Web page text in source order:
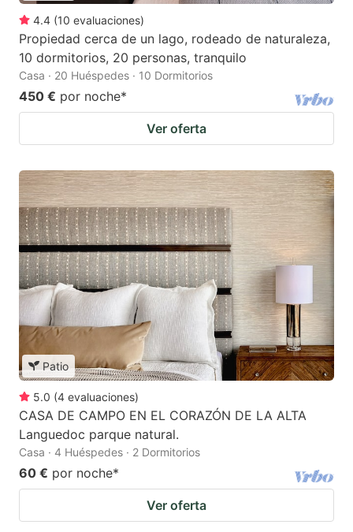
4.4 (10 evaluaciones)
Propiedad cerca de un lago, rodeado de naturaleza,
10 dormitorios, 20 personas, tranquilo
Casa · 20 Huéspedes · 10 Dormitorios
450 € por noche*
Ver oferta
Patio
5.0 (4 evaluaciones)
CASA DE CAMPO EN EL CORAZÓN DE LA ALTA
Languedoc parque natural.
Casa · 4 Huéspedes · 2 Dormitorios
60 € por noche*
Ver oferta